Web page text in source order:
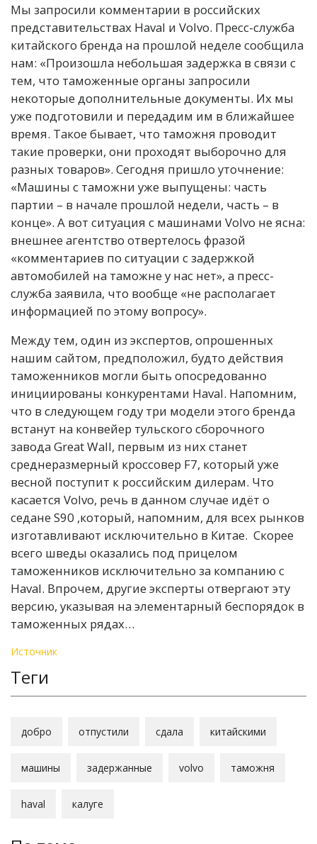
Мы запросили комментарии в российских
представительствах Haval и Volvo. Пресс-служба
китайского бренда на прошлой неделе сообщила
нам: «Произошла небольшая задержка в связи с
тем, что таможенные органы запросили
некоторые дополнительные документы. Их мы
уже подготовили и передадим им в ближайшее
время. Такое бывает, что таможня проводит
такие проверки, они проходят выборочно для
разных товаров». Сегодня пришло уточнение:
«Машины с таможни уже выпущены: часть
партии – в начале прошлой недели, часть – в
конце». А вот ситуация с машинами Volvo не ясна:
внешнее агентство отвертелось фразой
«комментариев по ситуации с задержкой
автомобилей на таможне у нас нет», а пресс-
служба заявила, что вообще «не располагает
информацией по этому вопросу».
Между тем, один из экспертов, опрошенных
нашим сайтом, предположил, будто действия
таможенников могли быть опосредованно
инициированы конкурентами Haval. Напомним,
что в следующем году три модели этого бренда
встанут на конвейер тульского сборочного
завода Great Wall, первым из них станет
среднеразмерный кроссовер F7, который уже
весной поступит к российским дилерам. Что
касается Volvo, речь в данном случае идёт о
седане S90 ,который, напомним, для всех рынков
изготавливают исключительно в Китае. Скорее
всего шведы оказались под прицелом
таможенников исключительно за компанию с
Haval. Впрочем, другие эксперты отвергают эту
версию, указывая на элементарный беспорядок в
таможенных рядах…
Источник
Теги
добро отпустили сдала китайскими
машины задержанные volvo таможня
haval калуге